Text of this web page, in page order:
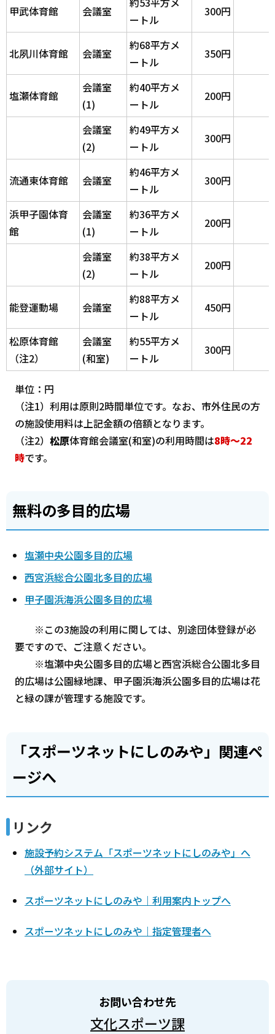
甲武体育館 会議室
ートル
300円
北夙川体育館 会議室
約68平方メ
ートル
350円
塩瀬体育館
会議室
(1)
約40平方メ
ートル
200円
会議室
(2)
約49平方メ
ートル
300円
流通東体育館 会議室
約46平方メ
ートル
300円
浜甲子園体育
館
会議室
(1)
約36平方メ
ートル
200円
会議室
(2)
約38平方メ
ートル
200円
能登運動場 会議室
約88平方メ
ートル
450円
松原体育館
（注2）
会議室
(和室)
約55平方メ
ートル
300円
単位：円
（注1）利用は原則2時間単位です。なお、市外住民の方
の施設使用料は上記金額の倍額となります。
（注2） 松原体育館会議室(和室)の利用時間は8時～22
時です。
無料の多目的広場
塩瀬中央公園多目的広場
西宮浜総合公園北多目的広場
甲子園浜海浜公園多目的広場
※この3施設の利用に関しては、別途団体登録が必
要ですので、ご注意ください。
※塩瀬中央公園多目的広場と西宮浜総合公園北多目
的広場は公園緑地課、甲子園浜海浜公園多目的広場は花
と緑の課が管理する施設です。
「スポーツネットにしのみや」関連ペ
ージへ
リンク
施設予約システム「スポーツネットにしのみや」へ
（外部サイト）
スポーツネットにしのみや｜利用案内トップへ
スポーツネットにしのみや｜指定管理者へ
お問い合わせ先
文化スポーツ課